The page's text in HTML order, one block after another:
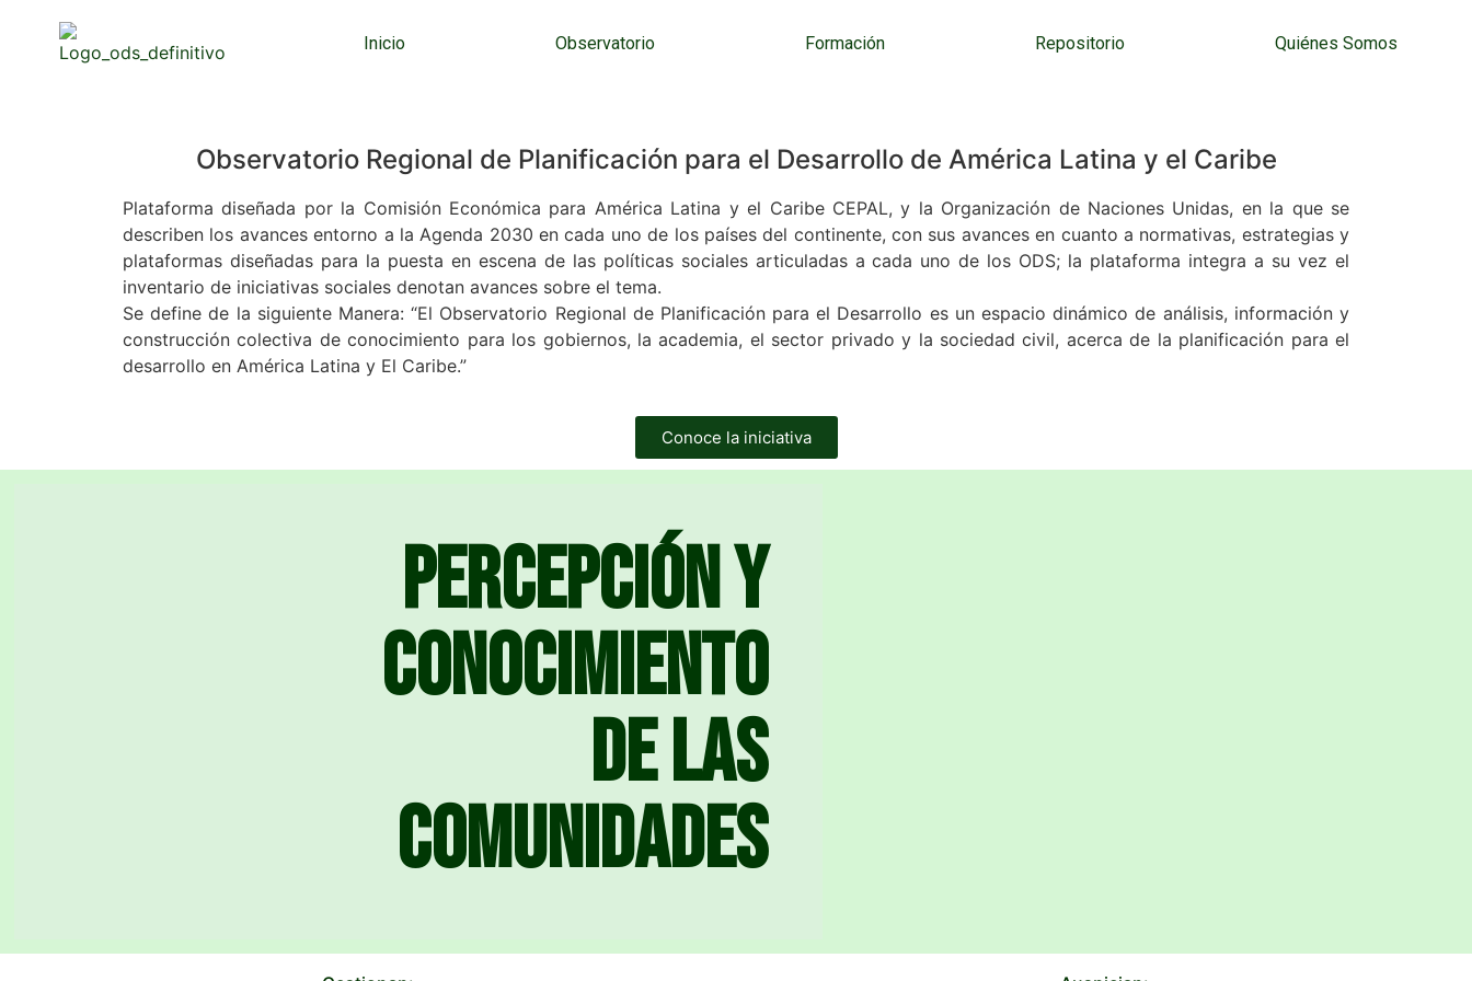
Inicio Observatorio Formación Repositorio Quiénes Somos
Observatorio Regional de Planificación para el Desarrollo de América Latina y el Caribe
Plataforma diseñada por la Comisión Económica para América Latina y el Caribe CEPAL, y la Organización de Naciones Unidas, en la que se
describen los avances entorno a la Agenda 2030 en cada uno de los países del continente, con sus avances en cuanto a normativas, estrategias y
plataformas diseñadas para la puesta en escena de las políticas sociales articuladas a cada uno de los ODS; la plataforma integra a su vez el
inventario de iniciativas sociales denotan avances sobre el tema.
Se define de la siguiente Manera: “El Observatorio Regional de Planificación para el Desarrollo es un espacio dinámico de análisis, información y
construcción colectiva de conocimiento para los gobiernos, la academia, el sector privado y la sociedad civil, acerca de la planificación para el
desarrollo en América Latina y El Caribe.”
Conoce la iniciativa
Percepción y
conocimiento
de las
comunidades